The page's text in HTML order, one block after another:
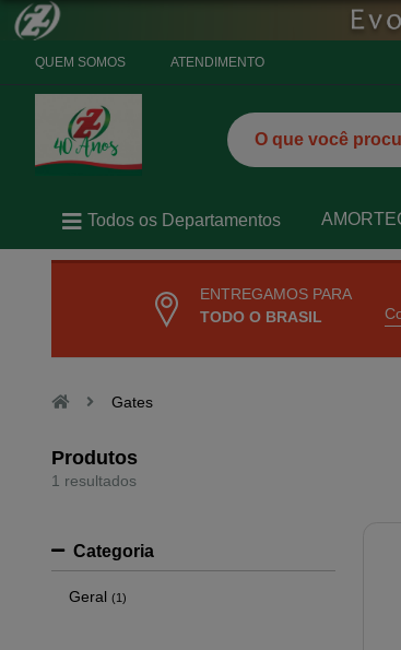
QUEM SOMOS ATENDIMENTO
Todos os Departamentos
ENTREGAMOS PARA
TODO O BRASIL
Gates
Produtos
1 resultados
Categoria
Geral (1)